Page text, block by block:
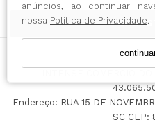
anúncios, ao continuar
nossa Política de Privacidade.
Endereço: RUA 15 DE
SC CEP: